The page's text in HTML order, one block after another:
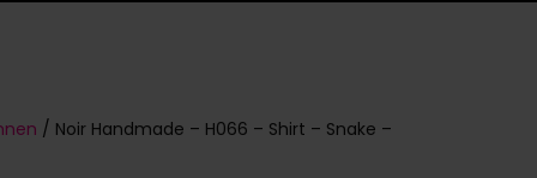
/ Noir Handmade – H066 – Shirt – Snake –